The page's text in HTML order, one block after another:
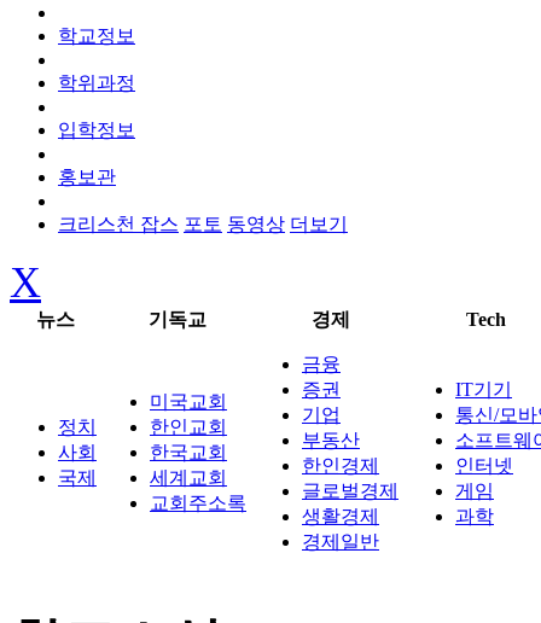
학교정보
학위과정
입학정보
홍보관
크리스천 잡스 포토 동영상 더보기
X
뉴스 기독교 경제 Tech
정치
사회
국제
미국교회
한인교회
한국교회
세계교회
교회주소록
금융
증권
기업
부동산
한인경제
글로벌경제
생활경제
경제일반
IT기기
통신/모
소프트웨
인터넷
게임
과학